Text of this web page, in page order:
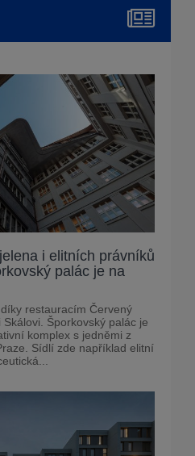
i elitních právníků
palác je na
restauracím Červený
Šporkovský palác je
komplex s jedněmi z
Sídlí zde například elitní